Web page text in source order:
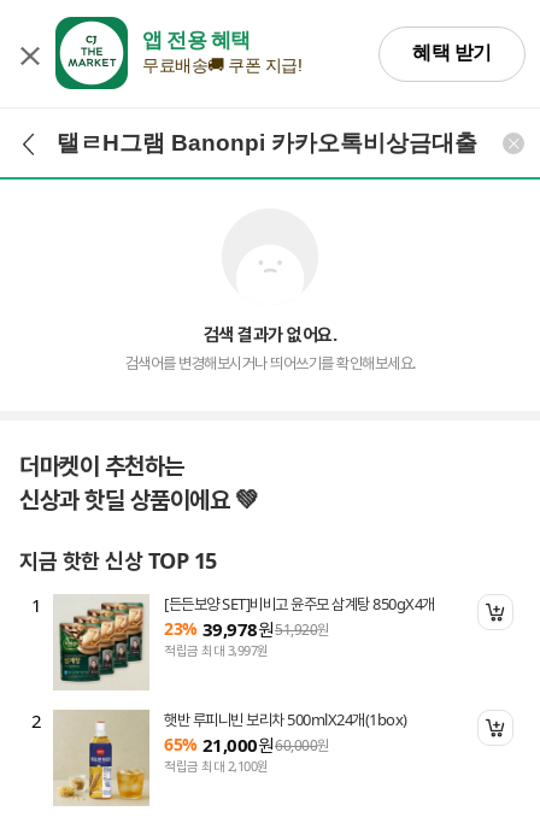
앱 전용 혜택
무료배송🚚 쿠폰 지급!
혜택 받기
검색어 입력 검
검색 결과가 없어요.
검색어를 변경해보시거나 띄어쓰기를 확인해보세요.
더마켓이 추천하는
신상과 핫딜 상품이에요 💚
지금 핫한 신상 TOP 15
담기
담기
1 [든든보양 SET]비비고 윤주모 삼계탕 850gX4개
23% 39,978원51,920원
적립금 최대 3,997원
2 햇반 루피니빈 보리차 500mlX24개(1box)
65% 21,000원60,000원
적립금 최대 2,100원